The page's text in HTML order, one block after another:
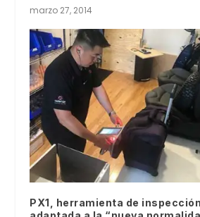
marzo 27, 2014
PX1, herramienta de